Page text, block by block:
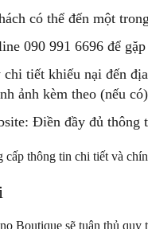
có thể đến một
090 991 6696 để
tiết khiếu nại đến
ảnh kèm theo (nếu
Điền đầy đủ thông
thông tin chi tiết và
Boutique sẽ tuân thủ quy